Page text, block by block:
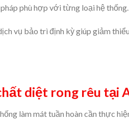
phù hợp với từng loại hệ thống.
vụ bảo trì định kỳ giúp giảm
diệt rong rêu tại
làm mát tuần hoàn cần thực